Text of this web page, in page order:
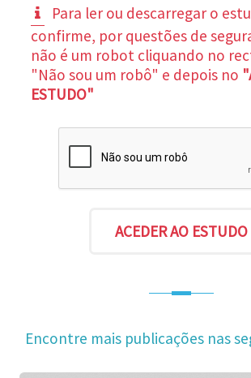
Para ler ou descarregar o
confirme, por questões de
não é um robot cliquando no
"Não sou um robô" e depois no
ESTUDO"
Encontre mais publicações nas